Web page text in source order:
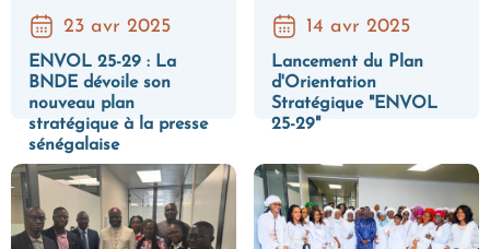
23 avr 2025
ENVOL 25-29 : La
BNDE dévoile son
nouveau plan
stratégique à la presse
sénégalaise
14 avr 2025
Lancement du Plan
d'Orientation
Stratégique "ENVOL
25-29"